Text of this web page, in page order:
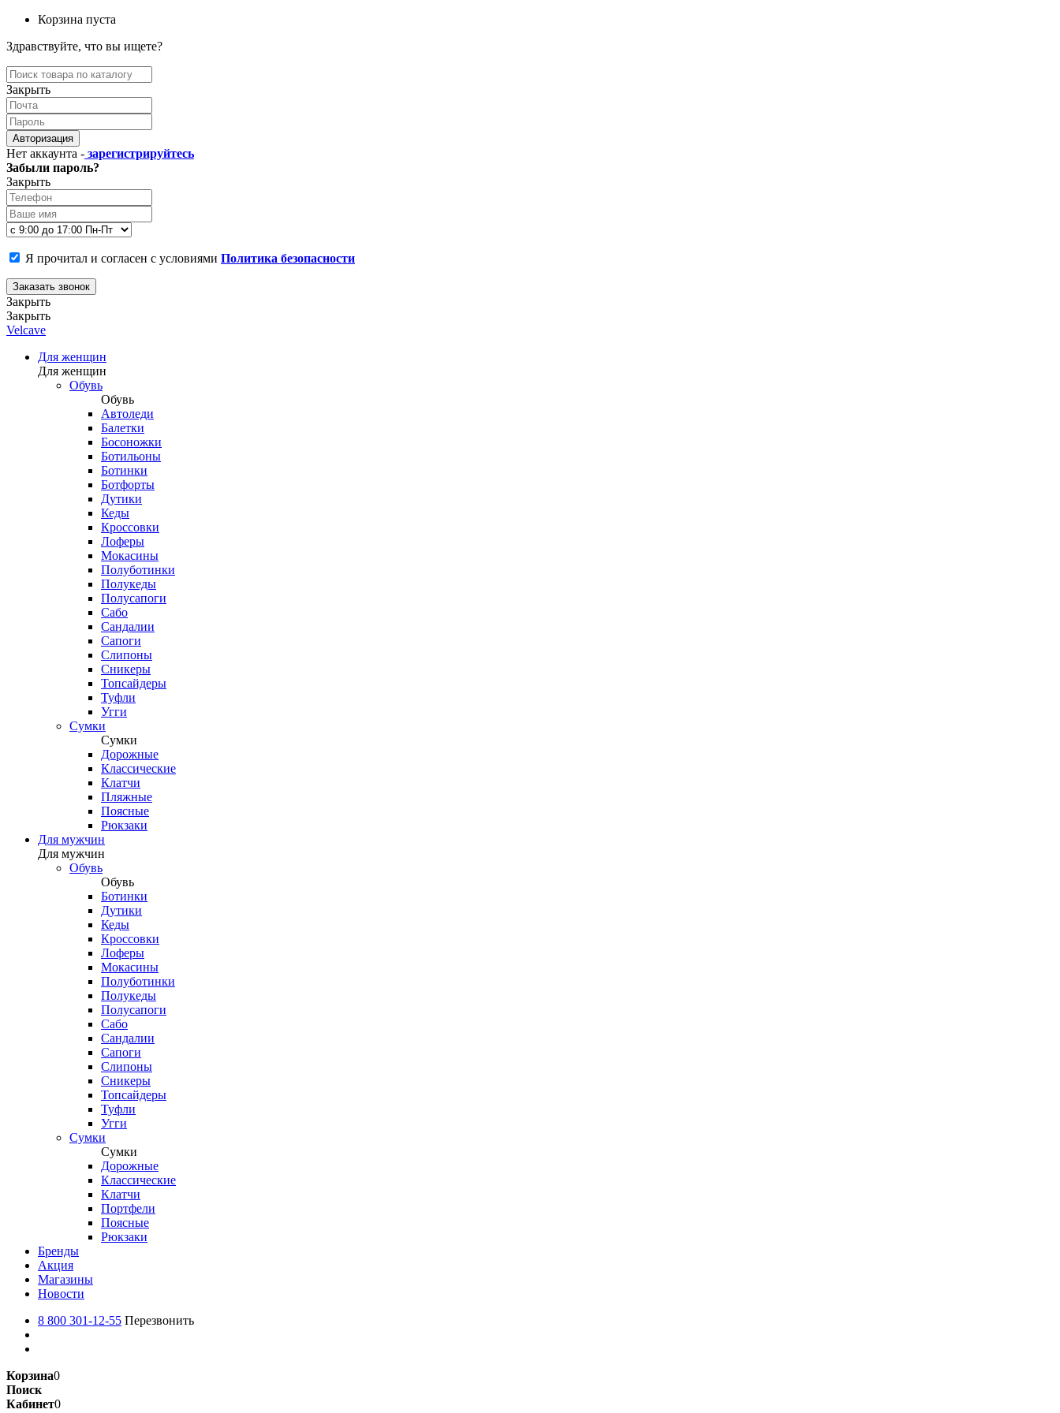
Корзина пуста
Здравствуйте, что вы ищете?
Закрыть
Авторизация
Нет аккаунта - зарегистрируйтесь
Забыли пароль?
Закрыть
Я прочитал и согласен с условиями Политика безопасности
Заказать звонок
Закрыть
Закрыть
Velcave
Для женщин
Для женщин
Обувь
Обувь
Автоледи
Балетки
Босоножки
Ботильоны
Ботинки
Ботфорты
Дутики
Кеды
Кроссовки
Лоферы
Мокасины
Полуботинки
Полукеды
Полусапоги
Сабо
Сандалии
Сапоги
Слипоны
Сникеры
Топсайдеры
Туфли
Угги
Сумки
Сумки
Дорожные
Классические
Клатчи
Пляжные
Поясные
Рюкзаки
Для мужчин
Для мужчин
Обувь
Обувь
Ботинки
Дутики
Кеды
Кроссовки
Лоферы
Мокасины
Полуботинки
Полукеды
Полусапоги
Сабо
Сандалии
Сапоги
Слипоны
Сникеры
Топсайдеры
Туфли
Угги
Сумки
Сумки
Дорожные
Классические
Клатчи
Портфели
Поясные
Рюкзаки
Бренды
Акция
Магазины
Новости
8 800 301-12-55 Перезвонить
Корзина0
Поиск
Кабинет0